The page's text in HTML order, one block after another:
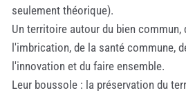
seulement théorique).
Un territoire autour du bien commun,
l'imbrication, de la santé commune,
l'innovation et du faire ensemble.
Leur boussole : la préservation du